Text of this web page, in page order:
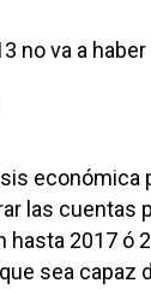
no va a
económica
las cuentas
2017 ó
sea capaz